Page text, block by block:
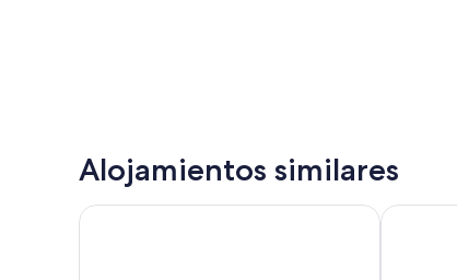
Alojamientos similares
Best Western Inn Santa Clara SureStay